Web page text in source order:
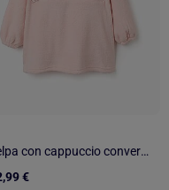
Felpa con cappuccio convertibile in pile corallo 'monsters of emotions'
€